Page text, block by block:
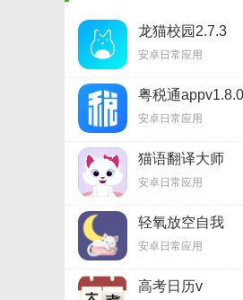
龙猫校园2.7.3
安卓日常应用
粤税通appv1.8.0
安卓日常应用
猫语翻译大师
v1.8.1
安卓日常应用
轻氧放空自我
v1.8.0
安卓日常应用
高考日历v